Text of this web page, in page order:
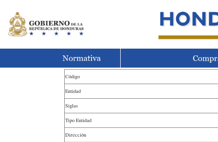
Código
Entidad
Siglas
Tipo Entidad
Dirección